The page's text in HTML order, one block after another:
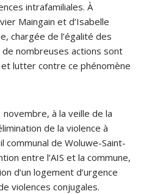
intrafamiliales. À
Maingain et d’Isabelle
chargée de l’égalité des
de nombreuses actions sont
lutter contre ce phénomène
à la veille de la
de la violence à
communal de Woluwe-Saint-
entre l’AIS et la commune,
d’un logement d’urgence
violences conjugales.